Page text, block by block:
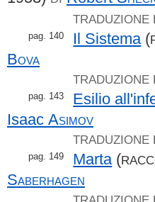
TRADUZIONE
pag. 140 Il Sistema (
Bova
TRADUZIONE
pag. 143 Esilio
Isaac Asimov
TRADUZIONE
pag. 149 Marta (
Saberhagen